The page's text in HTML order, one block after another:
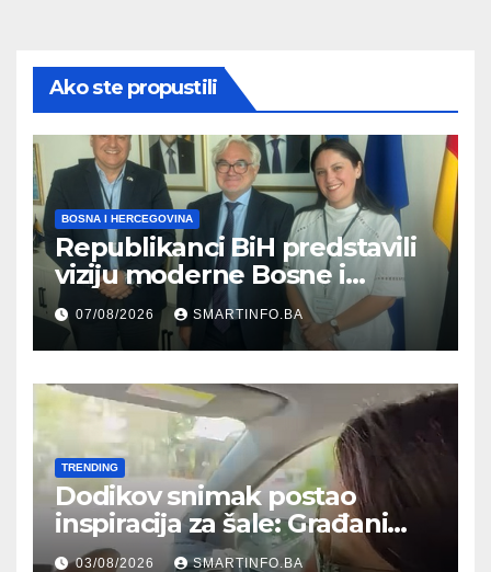
Ako ste propustili
BOSNA I HERCEGOVINA
Republikanci BiH predstavili
viziju moderne Bosne i
Hercegovine ambasadoru
Njemačke
07/08/2026 SMARTINFO.BA
TRENDING
Dodikov snimak postao
inspiracija za šale: Građani
kroz parodiju poslali poruku
03/08/2026 SMARTINFO.BA